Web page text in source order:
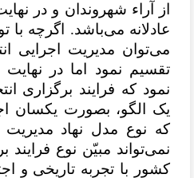
از آراء شهروندان و در
عادلانه می‌باشد.
اگرچه
می‌توان مدیریت اجرایی
تقسیم نمود اما در نهایت
نمود که فرایند برگزاری
یک الگو، بصورت یکسان
که نوع مدل نهاد
نمی‌تواند مبیّن نوع فرایند
کشور با تجربه تاریخی و